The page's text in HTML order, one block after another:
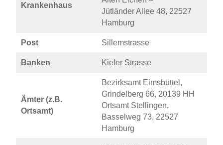
Krankenhaus
Jütländer Allee 48, 22527
Hamburg
Post Sillemstrasse
Banken Kieler Strasse
Ämter (z.B.
Ortsamt)
Bezirksamt Eimsbüttel,
Grindelberg 66, 20139 HH
Ortsamt Stellingen,
Basselweg 73, 22527
Hamburg